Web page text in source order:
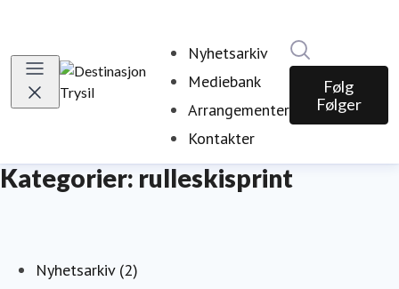
Nyhetsarkiv
Mediebank
Arrangementer
Kontakter
Følg
Følger
Kategorier: rulleskisprint
Nyhetsarkiv (2)